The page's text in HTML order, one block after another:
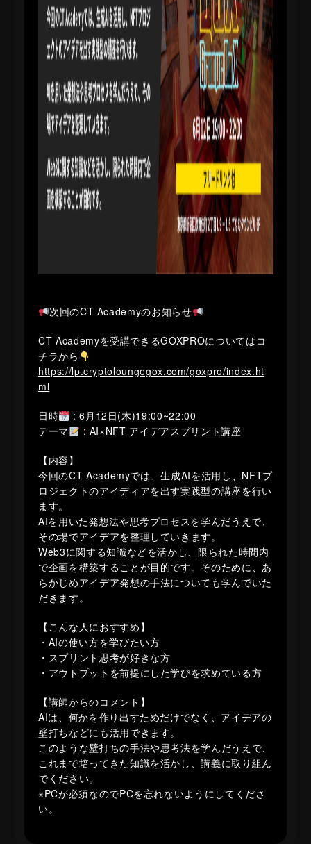
次回のCT Academyのお知らせ
CT Academyを受講できるGOXPROについてはコ
チラから
https://lp.cryptoloungegox.com/goxpro/index.ht
ml
日時
: 6月12日(木)19:00~22:00
テーマ
: AI×NFT アイデアスプリント講座
【内容】
今回のCT Academyでは、生成AIを活用し、NFTプ
ロジェクトのアイディアを出す実践型の講座を行い
ます。
AIを用いた発想法や思考プロセスを学んだうえで、
その場でアイデアを整理していきます。
Web3に関する知識などを活かし、限られた時間内
で企画を構築することが目的です。そのために、あ
らかじめアイデア発想の手法についても学んでいた
だきます。
【こんな人におすすめ】
・AIの使い方を学びたい方
・スプリント思考が好きな方
・アウトプットを前提にした学びを求めている方
【講師からのコメント】
AIは、何かを作り出すためだけでなく、アイデアの
壁打ちなどにも活用できます。
このような壁打ちの手法や思考法を学んだうえで、
これまで培ってきた知識を活かし、講義に取り組ん
でください。
※PCが必須なのでPCを忘れないようにしてくださ
い。